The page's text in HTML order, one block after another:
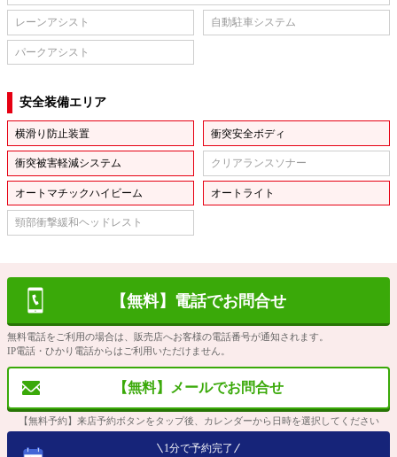
レーンアシスト 自動駐車システム
パークアシスト
安全装備エリア
横滑り防止装置 衝突安全ボディ
衝突被害軽減システム クリアランスソナー
オートマチックハイビーム オートライト
頸部衝撃緩和ヘッドレスト
【無料】電話でお問合せ
無料電話をご利用の場合は、販売店へお客様の電話番号が通知されます。
IP電話・ひかり電話からはご利用いただけません。
【無料】メールでお問合せ
【無料予約】来店予約ボタンをタップ後、カレンダーから日時を選択してください
1分で予約完了